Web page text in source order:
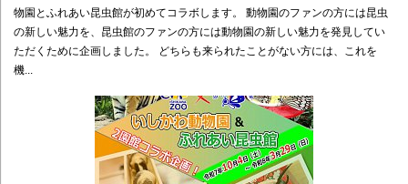
物園とふれあい昆虫館が初めてコラボします。 動物園のファンの方には昆虫
の新しい魅力を、昆虫館のファンの方には動物園の新しい魅力を発見してい
ただくために企画しました。 どちらも来られたことがない方には、これを
機...